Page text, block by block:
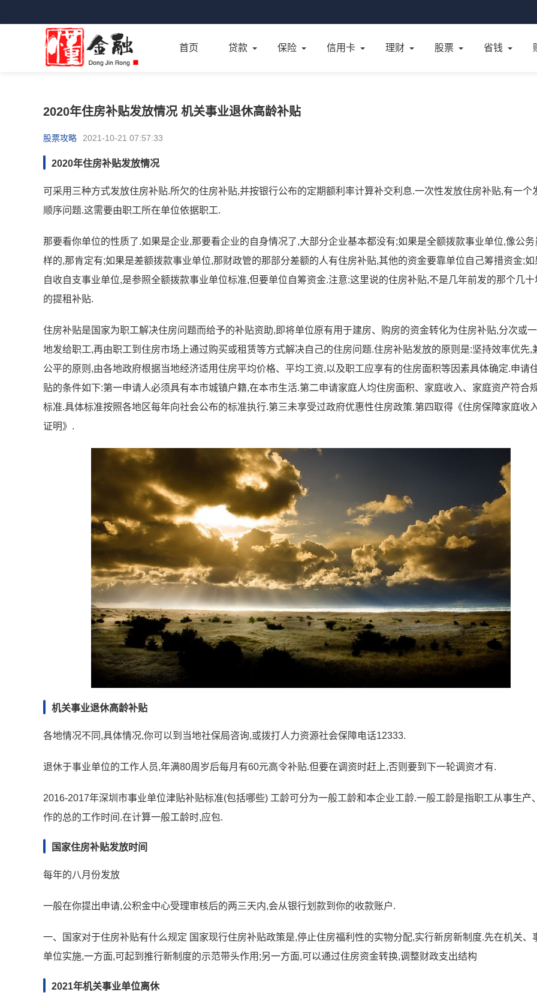
首页 贷款 保险 信用卡 理财 股票 省钱
2020年住房补贴发放情况 机关事业退休高龄补贴
股票攻略 2021-10-21 07:57:33
2020年住房补贴发放情况
可采用三种方式发放住房补贴.所欠的住房补贴,并按银行公布的定期额利率计算补交利息.一次性发放住房补贴,有一个
顺序问题.这需要由职工所在单位依据职工.
那要看你单位的性质了.如果是企业,那要看企业的自身情况了,大部分企业基本都没有;如果是全额拨款事业单位,像公务
样的,那肯定有;如果是差额拨款事业单位,那财政管的那部分差额的人有住房补贴,其他的资金要靠单位自己筹措资金;如
自收自支事业单位,是参照全额拨款事业单位标准,但要单位自筹资金.注意:这里说的住房补贴,不是几年前发的那个几十
的提租补贴.
住房补贴是国家为职工解决住房问题而给予的补贴资助,即将单位原有用于建房、购房的资金转化为住房补贴,分次或
地发给职工,再由职工到住房市场上通过购买或租赁等方式解决自己的住房问题.住房补贴发放的原则是:坚持效率优先,
公平的原则,由各地政府根据当地经济适用住房平均价格、平均工资,以及职工应享有的住房面积等因素具体确定.申请
贴的条件如下:第一申请人必须具有本市城镇户籍,在本市生活.第二申请家庭人均住房面积、家庭收入、家庭资产符合
标准.具体标准按照各地区每年向社会公布的标准执行.第三未享受过政府优惠性住房政策.第四取得《住房保障家庭收
证明》.
机关事业退休高龄补贴
各地情况不同,具体情况,你可以到当地社保局咨询,或拨打人力资源社会保障电话12333.
退休于事业单位的工作人员,年满80周岁后每月有60元高令补贴.但要在调资时赶上,否则要到下一轮调资才有.
2016-2017年深圳市事业单位津贴补贴标准(包括哪些) 工龄可分为一般工龄和本企业工龄.一般工龄是指职工从事生产
作的总的工作时间.在计算一般工龄时,应包.
国家住房补贴发放时间
每年的八月份发放
一般在你提出申请,公积金中心受理审核后的两三天内,会从银行划款到你的收款账户.
一、国家对于住房补贴有什么规定 国家现行住房补贴政策是,停止住房福利性的实物分配,实行新房新制度.先在机关、
单位实施,一方面,可起到推行新制度的示范带头作用;另一方面,可以通过住房资金转换,调整财政支出结构
2021年机关事业单位离休